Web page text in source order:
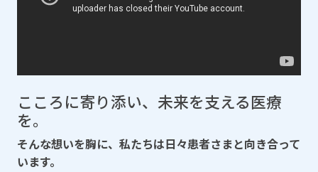
こころに寄り添い、未来を支える医療
を。
そんな想いを胸に、私たちは日々患者さまと向き合って
います。